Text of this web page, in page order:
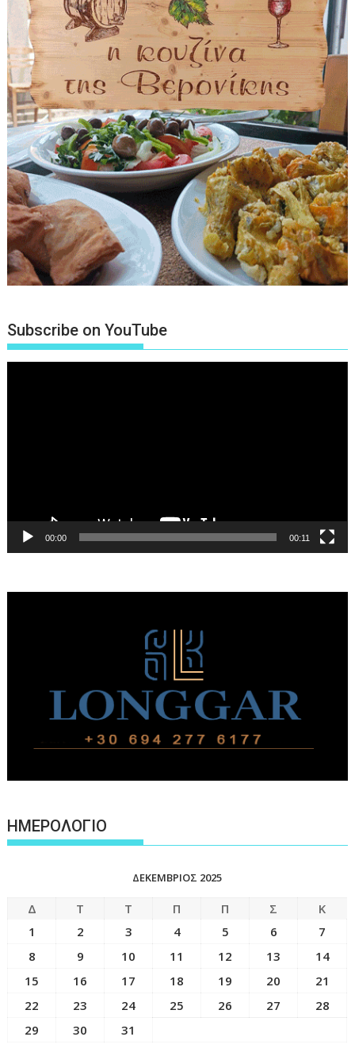
Subscribe on YouTube
00:00 00:11
ΗΜΕΡΟΛΟΓΙΟ
ΔΕΚΈΜΒΡΙΟΣ 2025
Δ Τ Τ Π Π Σ
Κ
1
2 3 4 5 6
7
8
9 10 11 12 13
14
15
16 17 18 19 20
21
22
23 24 25 26 27
28
29
30 31